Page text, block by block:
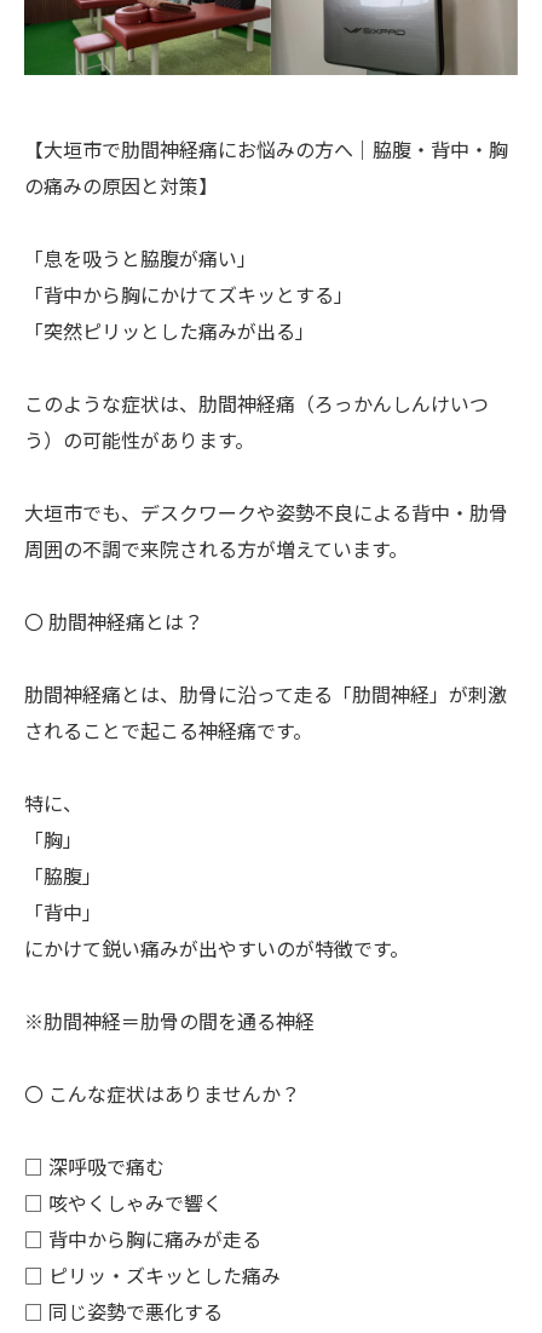
【大垣市で肋間神経痛にお悩みの方へ｜脇腹・背中・胸
の痛みの原因と対策】
「息を吸うと脇腹が痛い」
「背中から胸にかけてズキッとする」
「突然ピリッとした痛みが出る」
このような症状は、肋間神経痛（ろっかんしんけいつ
う）の可能性があります。
大垣市でも、デスクワークや姿勢不良による背中・肋骨
周囲の不調で来院される方が増えています。
〇 肋間神経痛とは？
肋間神経痛とは、肋骨に沿って走る「肋間神経」が刺激
されることで起こる神経痛です。
特に、
「胸」
「脇腹」
「背中」
にかけて鋭い痛みが出やすいのが特徴です。
※肋間神経＝肋骨の間を通る神経
〇 こんな症状はありませんか？
□ 深呼吸で痛む
□ 咳やくしゃみで響く
□ 背中から胸に痛みが走る
□ ピリッ・ズキッとした痛み
□ 同じ姿勢で悪化する